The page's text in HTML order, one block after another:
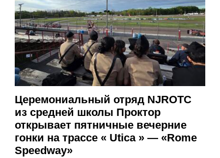
Церемониальный отряд NJROTC
из средней школы Проктор
открывает пятничные вечерние
гонки на трассе « Utica » — «Rome
Speedway»